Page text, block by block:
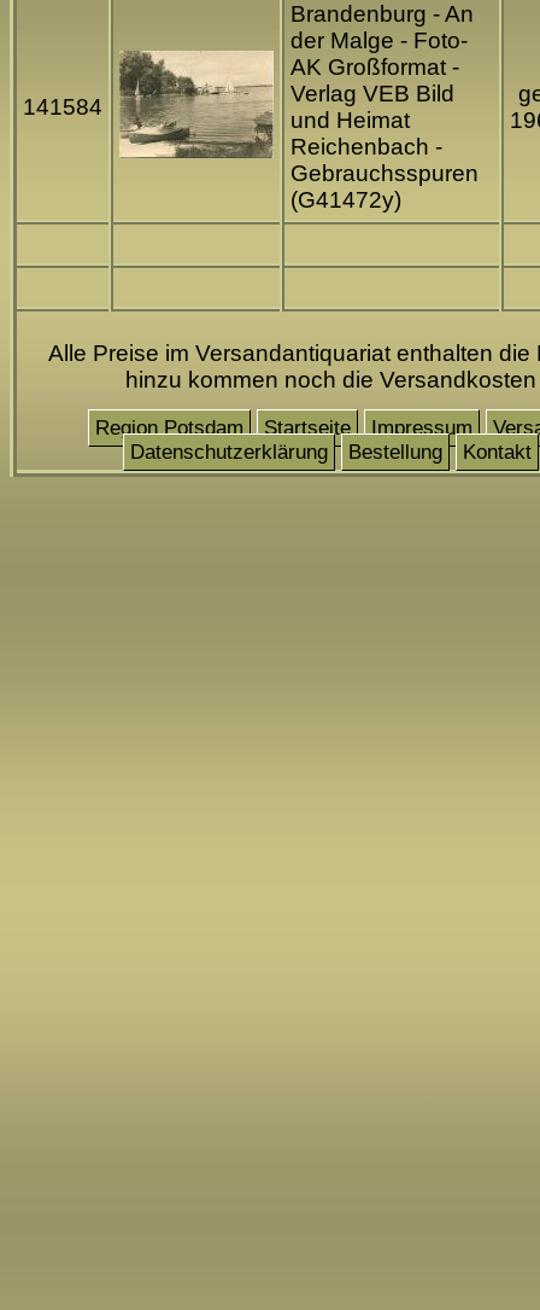
141584
Brandenburg - An
der Malge - Foto-
AK Großformat -
Verlag VEB Bild
und Heimat
Reichenbach -
Gebrauchsspuren
(G41472y)
Alle Preise im Versandantiquariat enthalten die
hinzu kommen noch die Versandkosten
Region Potsdam Startseite Impressum
Datenschutzerklärung
Bestellung Kontakt